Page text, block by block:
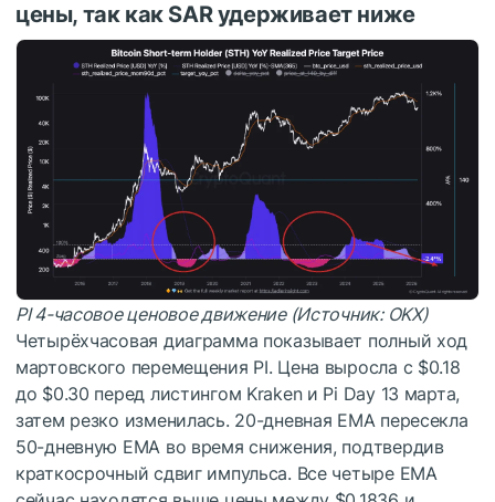
цены, так как SAR удерживает ниже
PI 4-часовое ценовое движение (Источник: OKX)
Четырёхчасовая диаграмма показывает полный ход
мартовского перемещения PI. Цена выросла с $0.18
до $0.30 перед листингом Kraken и Pi Day 13 марта,
затем резко изменилась. 20-дневная EMA пересекла
50-дневную EMA во время снижения, подтвердив
краткосрочный сдвиг импульса. Все четыре EMA